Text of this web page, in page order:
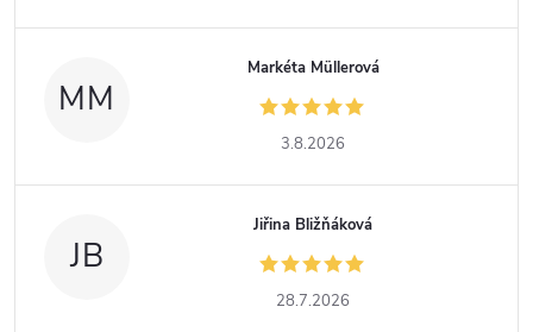
MM
Markéta Müllerová
3.8.2026
JB
Jiřina Bližňáková
28.7.2026